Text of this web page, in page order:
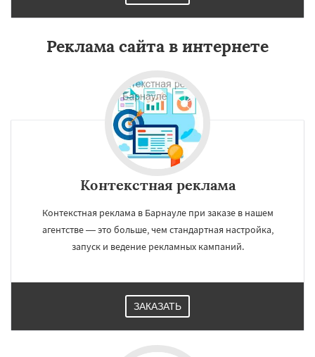
Реклама сайта в интернете
Контекстная реклама
Контекстная реклама в Барнауле при заказе в нашем
агентстве — это больше, чем стандартная настройка,
запуск и ведение рекламных кампаний.
ЗАКАЗАТЬ